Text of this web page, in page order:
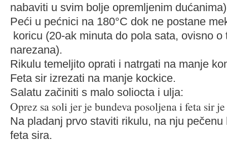
nabaviti u svim bolje opremljenim
Peći u pećnici na 180°C dok ne postane
koricu (20-ak minuta do pola sata, ovisno o
narezana).
Rikulu temeljito oprati i natrgati na manje
Feta sir izrezati na manje kockice.
Salatu začiniti s malo soliocta i ulja:
Oprez sa soli jer je bundeva posoljena i feta sir
Na pladanj prvo staviti rikulu, na nju
feta sira.